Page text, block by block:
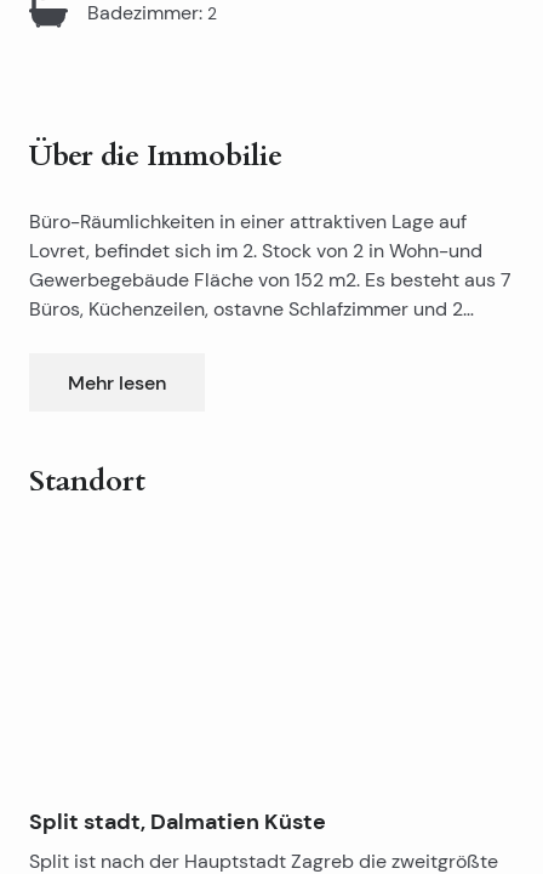
Badezimmer: 2
Über die Immobilie
Büro-Räumlichkeiten in einer attraktiven Lage auf
Lovret, befindet sich im 2. Stock von 2 in Wohn-und
Gewerbegebäude Fläche von 152 m2. Es besteht aus 7
Büros, Küchenzeilen, ostavne Schlafzimmer und 2
‚Globo‘, öffentliche Parkplätze, Kaufhäuser ‚Dalma‘
Genehmigungen.
Mehr lesen
Standort
Split stadt, Dalmatien Küste
Split ist nach der Hauptstadt Zagreb die zweitgrößte